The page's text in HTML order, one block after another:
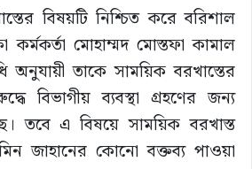
বিষয়টি নিশ্চিত করে বরিশাল
কর্মকর্তা মোহাম্মদ মোস্তফা কামাল
অনুযায়ী তাকে সাময়িক বরখাস্তের
বিভাগীয় ব্যবস্থা গ্রহণের জন্য
তবে এ বিষয়ে সাময়িক বরখাস্ত
জাহানের কোনো বক্তব্য পাওয়া